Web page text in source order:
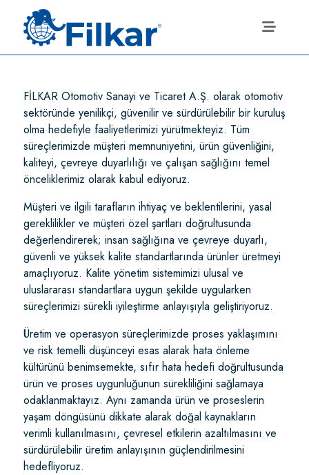
FİLKAR Otomotiv Sanayi ve Ticaret A.Ş. olarak otomotiv
sektöründe yenilikçi, güvenilir ve sürdürülebilir bir kuruluş
olma hedefiyle faaliyetlerimizi yürütmekteyiz. Tüm
süreçlerimizde müşteri memnuniyetini, ürün güvenliğini,
kaliteyi, çevreye duyarlılığı ve çalışan sağlığını temel
önceliklerimiz olarak kabul ediyoruz.
Müşteri ve ilgili tarafların ihtiyaç ve beklentilerini, yasal
gereklilikler ve müşteri özel şartları doğrultusunda
değerlendirerek; insan sağlığına ve çevreye duyarlı,
güvenli ve yüksek kalite standartlarında ürünler üretmeyi
amaçlıyoruz. Kalite yönetim sistemimizi ulusal ve
uluslararası standartlara uygun şekilde uygularken
süreçlerimizi sürekli iyileştirme anlayışıyla geliştiriyoruz.
Üretim ve operasyon süreçlerimizde proses yaklaşımını
ve risk temelli düşünceyi esas alarak hata önleme
kültürünü benimsemekte, sıfır hata hedefi doğrultusunda
ürün ve proses uygunluğunun sürekliliğini sağlamaya
odaklanmaktayız. Aynı zamanda ürün ve proseslerin
yaşam döngüsünü dikkate alarak doğal kaynakların
verimli kullanılmasını, çevresel etkilerin azaltılmasını ve
sürdürülebilir üretim anlayışının güçlendirilmesini
hedefliyoruz.